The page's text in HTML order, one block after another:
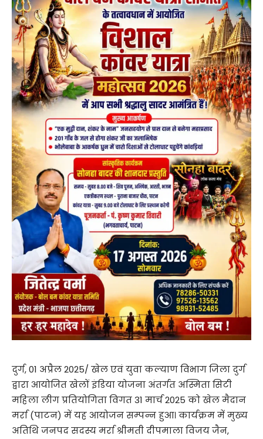
दुर्ग, 01 अप्रैल 2025/ खेल एवं युवा कल्याण विभाग जिला दुर्ग
द्वारा आयोजित खेलों इंडिया योजना अंतर्गत अस्मिता सिटी
महिला लीग प्रतियोगिता विगत 31 मार्च 2025 को खेल मैदान
मर्रा (पाटन) में यह आयोजन सम्पन्न हुआ। कार्यक्रम में मुख्य
अतिथि जनपद सदस्य मर्रा श्रीमती दीपमाला विजय जैन,